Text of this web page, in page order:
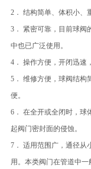
2． 结构简单、体积小、
3． 紧密可靠，目前球阀
中也已广泛使用。
4． 操作方便，开闭迅速
5． 维修方便，球阀结构
便。
6． 在全开或全闭时，球
起阀门密封面的侵蚀。
7． 适用范围广，通径从
用。本类阀门在管道中一